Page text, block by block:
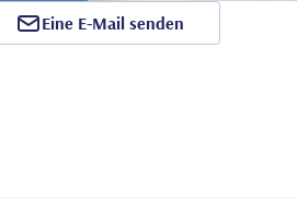
Eine E-Mail senden